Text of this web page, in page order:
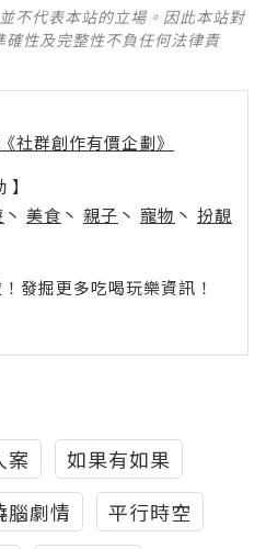
不代表本站的立場。因此本站對
性及完整性不負任何法律責
社群創作有價企劃》
丶 美食 丶 親子 丶 寵物 丶 扮靚
發掘更多吃喝玩樂資訊！
案
如果有如果
腦劇情
平行時空